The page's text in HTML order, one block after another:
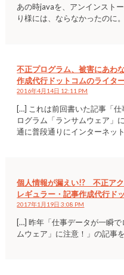
あの時javaを、アンインスト
り様には、ならなかったのに。
不正プログラム、被害にあわ
作成代行ドットコムのライタ
2016年4月14日 12:11 PM
[…] これは前回書いた記事「
ログラム「ランサムウェア」
通に普段通りにインターネッ
個人情報が漏えい!? 不正アク
レギュラー・記事作成代行ド
2017年1月19日 3:08 PM
[…] 昨年「仕事データが一瞬
ムウェア」に注意！」の記事